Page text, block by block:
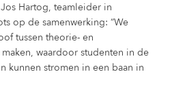
Hartog, teamleider in
op de samenwerking: “We
tussen theorie- en
waardoor studenten in de
kunnen stromen in een baan in